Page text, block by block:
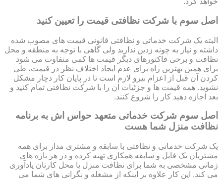
اصل سوم با شرکت نظافتی قیمت را تعیین کنید
البته یک شرکت خدماتی و نظافتی قانونی قیمت های مصوب شده
داشته و نیاز به چونه زدین ندارید ولی گاهی با توجه به منطقه و محل
نظافت و برخی فاکتورهای دیگر قیمت ها کمی متفاوت می شود
برای همین بهترین راه برای عدم ایجاد اختلاف نظر در قیمت، طی
کردن آن قبل از اعزام نیرو لازم است تا در پایان کار دچار مشکل
نشوید. همه قیمت ها و جزئیات ان را با شرکت نظافتی تمام کنید و
بعد اجازه دهید کار را شروع کنند.
اصل سوم شرکت خدماتی متعهد حواس اش به برنامه
نظافت منزل شما هست
یک شرکت خدماتی و نظافتی با سابقه و مشتری مدار برای همه
مشتریان یک فایل و سابقه همکاری تهیه کرده و در هر بازه های
زمانی مشخصی به شما برای نظافت منزل یا محل کارتان یادآوری
می کند. این کار علاوه بر اینکه از مشغله و نگرانی های شما می